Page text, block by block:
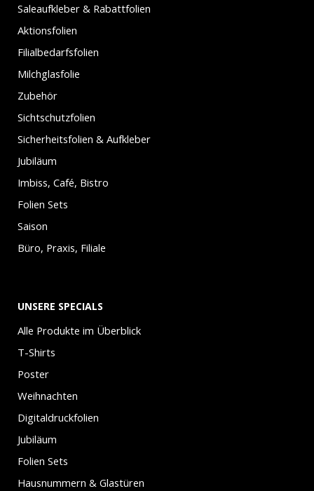
Saleaufkleber & Rabattfolien
Aktionsfolien
Filialbedarfsfolien
Milchglasfolie
Zubehör
Sichtschutzfolien
Sicherheitsfolien & Aufkleber
Jubiläum
Imbiss, Café, Bistro
Folien Sets
Saison
Büro, Praxis, Filiale
UNSERE SPECIALS
Alle Produkte im Überblick
T-Shirts
Poster
Weihnachten
Digitaldruckfolien
Jubiläum
Folien Sets
Hausnummern & Glastüren